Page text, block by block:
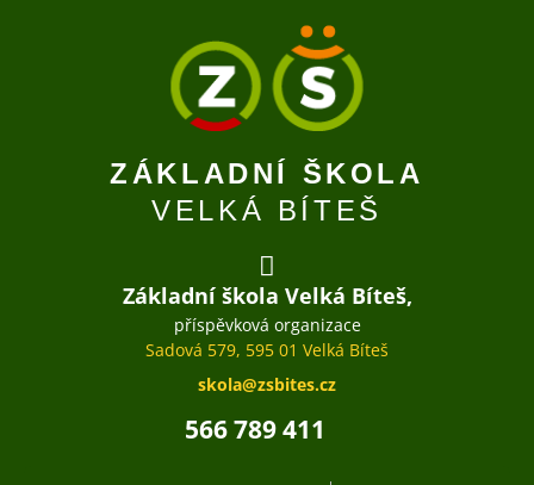
ZÁKLADNÍ ŠKOLA
VELKÁ BÍTEŠ
Základní škola Velká Bíteš,
příspěvková organizace
Sadová 579, 595 01 Velká Bíteš
skola@zsbites.cz
566 789 411